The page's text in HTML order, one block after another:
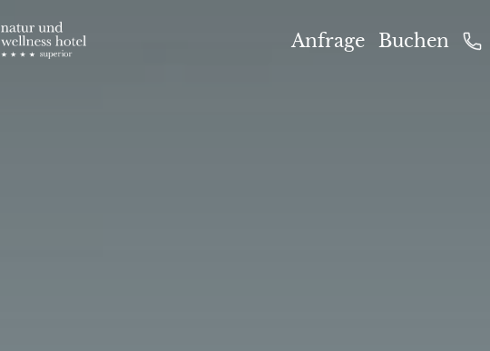
Höflehner ****S
Anfrage Buchen